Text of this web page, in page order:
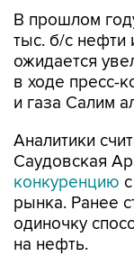
В прошлом
тыс. б/с нефти
ожидается
в ходе пресс-
и газа Салим
Аналитики
Саудовская
конкуренцию
рынка. Ранее
одиночку
на нефть.